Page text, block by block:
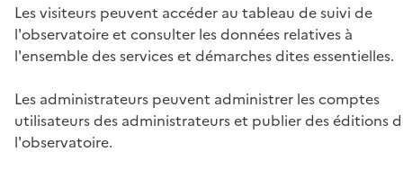
Les visiteurs peuvent accéder au tableau de suivi de
l'observatoire et consulter les données relatives à
l'ensemble des services et démarches dites essentielles.
Les administrateurs peuvent administrer les comptes
utilisateurs des administrateurs et publier des éditions
l'observatoire.